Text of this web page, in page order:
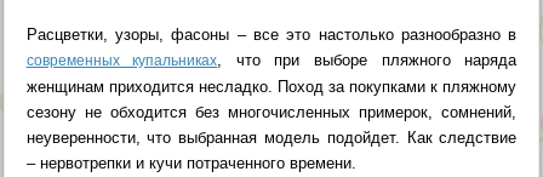
Расцветки, узоры, фасоны – все это настолько разнообразно в
современных купальниках, что при выборе пляжного наряда
женщинам приходится несладко. Поход за покупками к пляжному
сезону не обходится без многочисленных примерок, сомнений,
неуверенности, что выбранная модель подойдет. Как следствие
– нервотрепки и кучи потраченного времени.